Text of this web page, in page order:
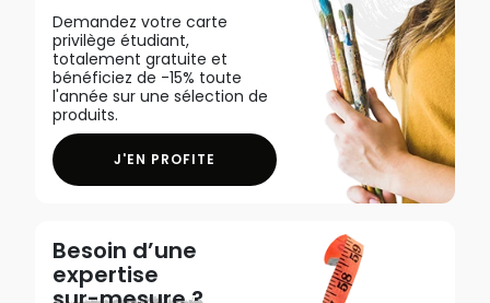
Demandez votre carte
privilège étudiant,
totalement gratuite et
bénéficiez de -15% toute
l'année sur une sélection de
produits.
J'EN PROFITE
Besoin d’une
expertise